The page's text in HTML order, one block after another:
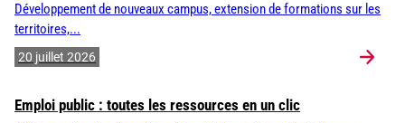
Développement de nouveaux campus, extension de formations sur les
territoires,...
20 juillet 2026
Emploi public : toutes les ressources en un clic